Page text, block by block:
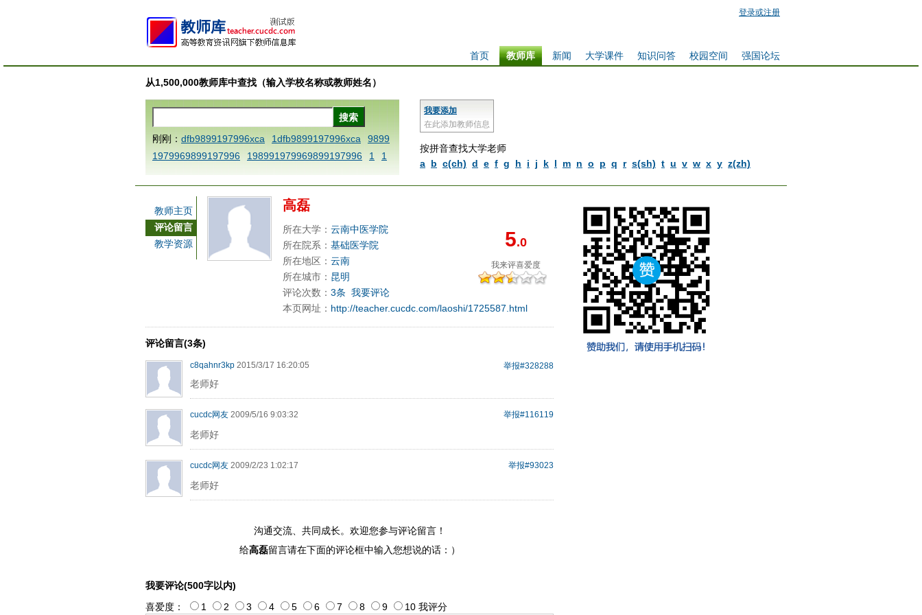
登录或注册
强国论坛
校园空间
知识问答
大学课件
新闻
教师库
首页
从1,500,000教师库中查找（输入学校名称或教师姓名）
我要添加
在此添加教师信息
按拼音查找大学老师
a b c(ch) d e f g h i j k l m n o p q r s(sh) t u v w x y z(zh)
刚刚： dfb9899197996xca 1dfb9899197996xca
9899
1979969899197996
198991979969899197996 1
1
AAABBBCCCdefine blablaenddefine dfbxyzendtemplat
a
1dfbmath key98991 methodmultiply operand97996x
ca
1dfbsetx9899197996xxca 1dfbthisxca
1dfbxca12
3
1dfbzzzzzzzzbbbccccdddeeexcareplacezo
1printdf
b 9899197996 xca
AAABBBCCCdefine blablaenddefin
e dfbxyzendtemplate dfbCCCBBBAAA
dfb
dfb989919
dfbmath key98991 methodmulti
dfbsetx9899197996xxca
教师主页
评论留言
教学资源
高磊
5.0
我来评喜爱度
所在大学： 云南中医学院
所在院系： 基础医学院
所在地区： 云南
所在城市： 昆明
评论次数： 3条 我要评论
本页网址： http://teacher.cucdc.com/laoshi/1725587.html
评论留言(3条)
举报#328288
c8qahnr3kp 2015/3/17 16:20:05
老师好
举报#116119
cucdc网友 2009/5/16 9:03:32
老师好
举报#93023
cucdc网友 2009/2/23 1:02:17
老师好
沟通交流、共同成长。欢迎您参与评论留言！
给高磊留言请在下面的评论框中输入您想说的话：）
我要评论(500字以内)
喜爱度：
1 2 3 4 5 6 7 8 9 10 我评分